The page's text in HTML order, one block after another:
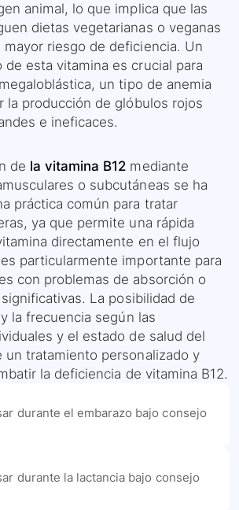
animal, lo que implica que las
dietas vegetarianas o veganas
riesgo de deficiencia. Un
de esta vitamina es crucial para
un tipo de anemia
la producción de glóbulos rojos
e ineficaces.
de la vitamina B12 mediante
o subcutáneas se ha
práctica común para tratar
ya que permite una rápida
directamente en el flujo
particularmente importante para
con problemas de absorción o
La posibilidad de
la frecuencia según las
y el estado de salud del
un tratamiento personalizado y
la deficiencia de vitamina B12.
durante el embarazo bajo consejo
durante la lactancia bajo consejo